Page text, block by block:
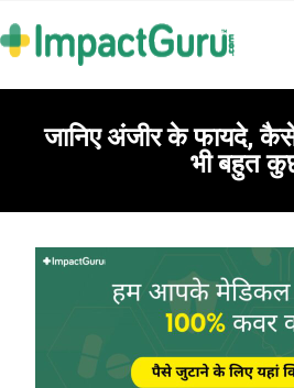
जानिए अंजीर के फायदे,
भी बहुत